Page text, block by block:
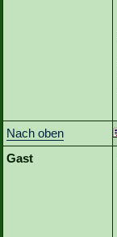
Nach oben
Gast